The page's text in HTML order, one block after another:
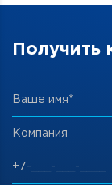
Получить
Ваше имя*
Компания